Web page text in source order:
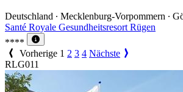
Deutschland ∙ Mecklenburg-Vorpommern ∙
Santé Royale Gesundheitsresort Rügen
****
Vorherige 1 2 3 4 Nächste
RLG011